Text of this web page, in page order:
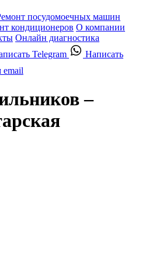
посудомоечных машин
кондиционеров О компании
Онлайн диагностика
Telegram
Написать
email
–